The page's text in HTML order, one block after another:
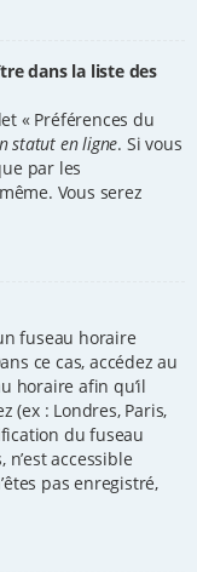
dans la liste des
« Préférences du
statut en ligne. Si vous
par les
Vous serez
fuseau horaire
ce cas, accédez au
horaire afin qu’il
(ex : Londres, Paris,
du fuseau
accessible
pas enregistré,